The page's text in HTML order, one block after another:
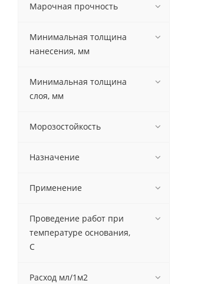
Марочная прочность
Минимальная толщина
нанесения, мм
Минимальная толщина
слоя, мм
Морозостойкость
Назначение
Применение
Проведение работ при
температуре основания,
С
Расход мл/1м2